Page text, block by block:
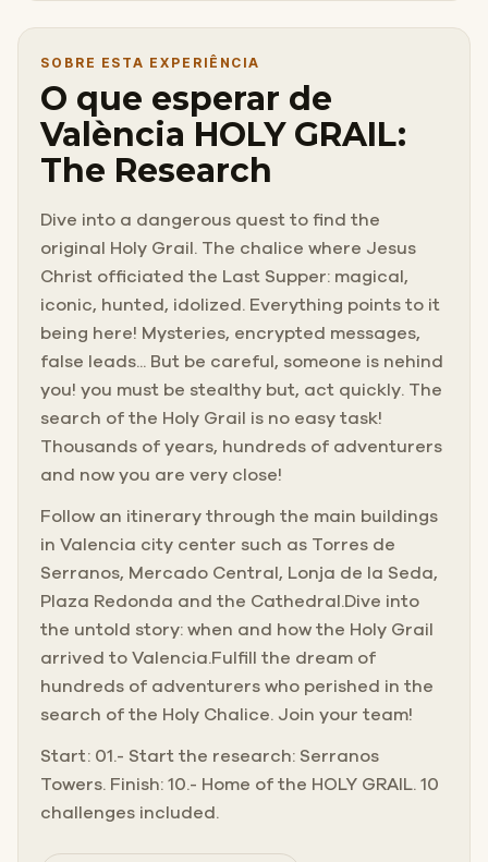
SOBRE ESTA EXPERIÊNCIA
O que esperar de
València HOLY GRAIL:
The Research
Dive into a dangerous quest to find the
original Holy Grail. The chalice where Jesus
Christ officiated the Last Supper: magical,
iconic, hunted, idolized. Everything points to it
being here! Mysteries, encrypted messages,
false leads... But be careful, someone is nehind
you! you must be stealthy but, act quickly. The
search of the Holy Grail is no easy task!
Thousands of years, hundreds of adventurers
and now you are very close!
Follow an itinerary through the main buildings
in Valencia city center such as Torres de
Serranos, Mercado Central, Lonja de la Seda,
Plaza Redonda and the Cathedral.Dive into
the untold story: when and how the Holy Grail
arrived to Valencia.Fulfill the dream of
hundreds of adventurers who perished in the
search of the Holy Chalice. Join your team!
Start: 01.- Start the research: Serranos
Towers. Finish: 10.- Home of the HOLY GRAIL. 10
challenges included.